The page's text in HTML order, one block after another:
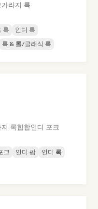
가라지 록
록
인디 록
록 & 롤/클래식 록
지 록힙합인디 포크
크 인디 팝
인디 록